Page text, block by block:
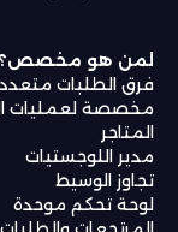
لمن هو مخصص؟
فرق الطلبات
مخصصة لعمليات
المتاجر
مدير اللوجستيات
تجاوز الوسيط
لوحة تحكم موحدة